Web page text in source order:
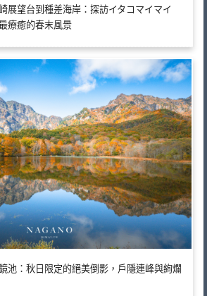
展望台到種差海岸：探訪イタコマイマイ
療癒的春末風景
池：秋日限定的絕美倒影，戶隱連峰與絢爛